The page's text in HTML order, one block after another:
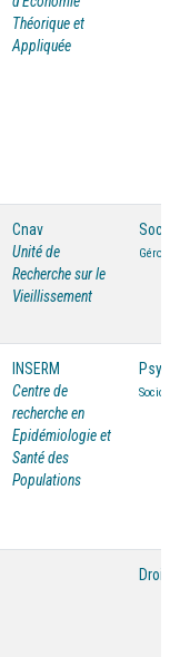
Théorique et
Appliquée
Cnav
Unité de
Recherche sur le
Vieillissement
INSERM
Centre de
recherche en
Epidémiologie et
Santé des
Populations
Droit